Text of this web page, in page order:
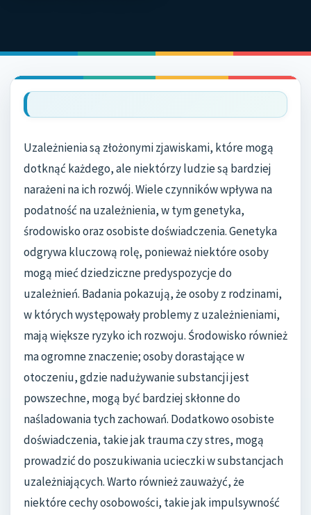
Uzależnienia są złożonymi zjawiskami, które mogą
dotknąć każdego, ale niektórzy ludzie są bardziej
narażeni na ich rozwój. Wiele czynników wpływa na
podatność na uzależnienia, w tym genetyka,
środowisko oraz osobiste doświadczenia. Genetyka
odgrywa kluczową rolę, ponieważ niektóre osoby
mogą mieć dziedziczne predyspozycje do
uzależnień. Badania pokazują, że osoby z rodzinami,
w których występowały problemy z uzależnieniami,
mają większe ryzyko ich rozwoju. Środowisko również
ma ogromne znaczenie; osoby dorastające w
otoczeniu, gdzie nadużywanie substancji jest
powszechne, mogą być bardziej skłonne do
naśladowania tych zachowań. Dodatkowo osobiste
doświadczenia, takie jak trauma czy stres, mogą
prowadzić do poszukiwania ucieczki w substancjach
uzależniających. Warto również zauważyć, że
niektóre cechy osobowości, takie jak impulsywność